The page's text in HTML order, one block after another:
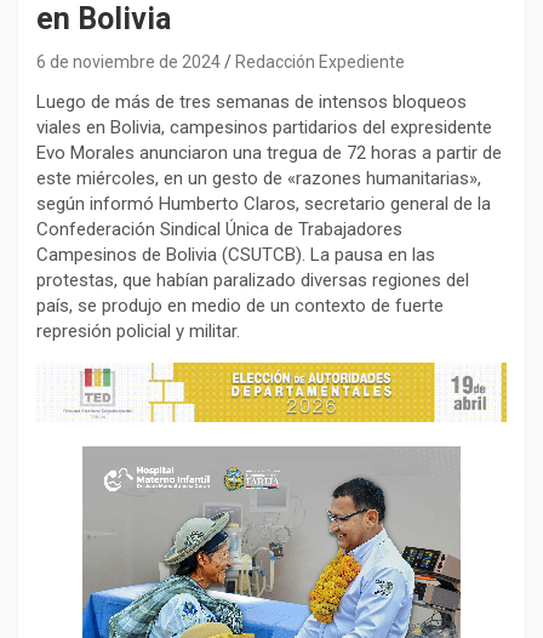
en Bolivia
6 de noviembre de 2024 Redacción Expediente
Luego de más de tres semanas de intensos bloqueos
viales en Bolivia, campesinos partidarios del expresidente
Evo Morales anunciaron una tregua de 72 horas a partir de
este miércoles, en un gesto de «razones humanitarias»,
según informó Humberto Claros, secretario general de la
Confederación Sindical Única de Trabajadores
Campesinos de Bolivia (CSUTCB). La pausa en las
protestas, que habían paralizado diversas regiones del
país, se produjo en medio de un contexto de fuerte
represión policial y militar.